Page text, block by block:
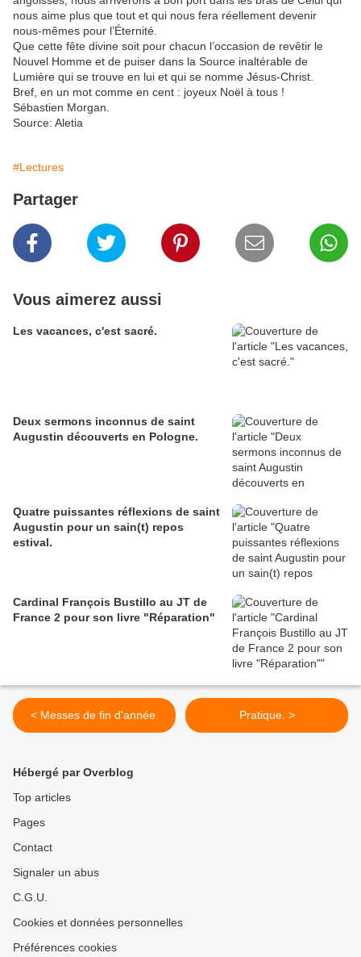
nous aime plus que tout et qui nous fera réellement devenir
nous-mêmes pour l’Éternité.
Que cette fête divine soit pour chacun l’occasion de revêtir le
Nouvel Homme et de puiser dans la Source inaltérable de
Lumière qui se trouve en lui et qui se nomme Jésus-Christ.
Bref, en un mot comme en cent : joyeux Noël à tous !
Sébastien Morgan.
Source: Aletia
#Lectures
Partager
Vous aimerez aussi
Les vacances, c'est sacré.
Deux sermons inconnus de saint
Augustin découverts en Pologne.
Quatre puissantes réflexions de saint
Augustin pour un sain(t) repos
estival.
Cardinal François Bustillo au JT de
France 2 pour son livre "Réparation"
< Messes de fin d'année. Pratique. >
Hébergé par Overblog
Top articles
Pages
Contact
Signaler un abus
C.G.U.
Cookies et données personnelles
Préférences cookies